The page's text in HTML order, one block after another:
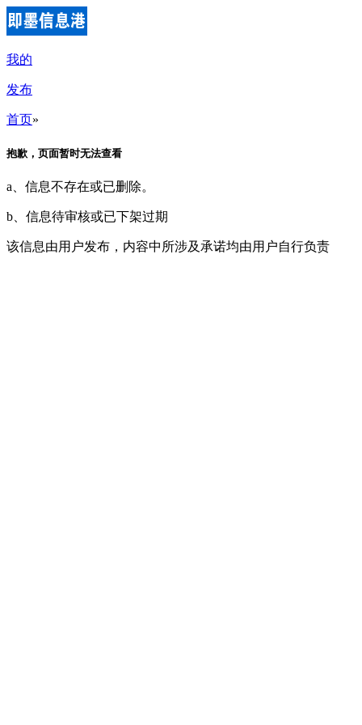
我的
发布
首页»
抱歉，页面暂时无法查看
a、信息不存在或已删除。
b、信息待审核或已下架过期
该信息由用户发布，内容中所涉及承诺均由用户自行负责